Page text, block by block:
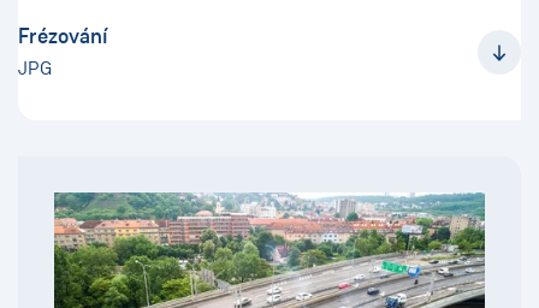
Frézování
JPG